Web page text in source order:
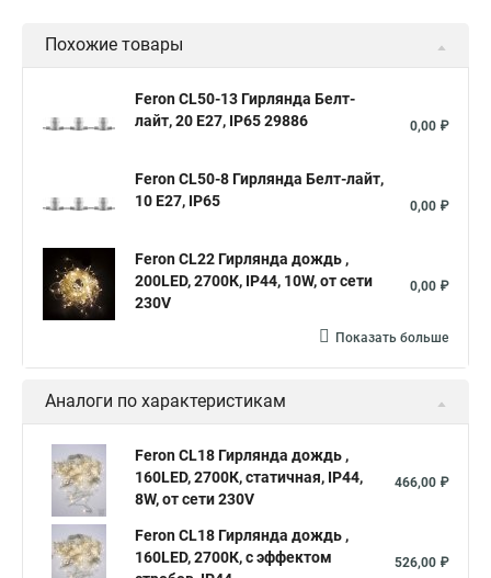
Похожие товары
Feron CL50-13 Гирлянда Белт-
лайт, 20 E27, IP65 29886
0,00 ₽
Feron CL50-8 Гирлянда Белт-лайт,
10 E27, IP65
0,00 ₽
Feron CL22 Гирлянда дождь ,
200LED, 2700К, IP44, 10W, от сети
230V
0,00 ₽
Показать больше
Аналоги по характеристикам
Feron CL18 Гирлянда дождь ,
160LED, 2700К, статичная, IP44,
8W, от сети 230V
466,00 ₽
Feron CL18 Гирлянда дождь ,
160LED, 2700К, с эффектом
526,00 ₽